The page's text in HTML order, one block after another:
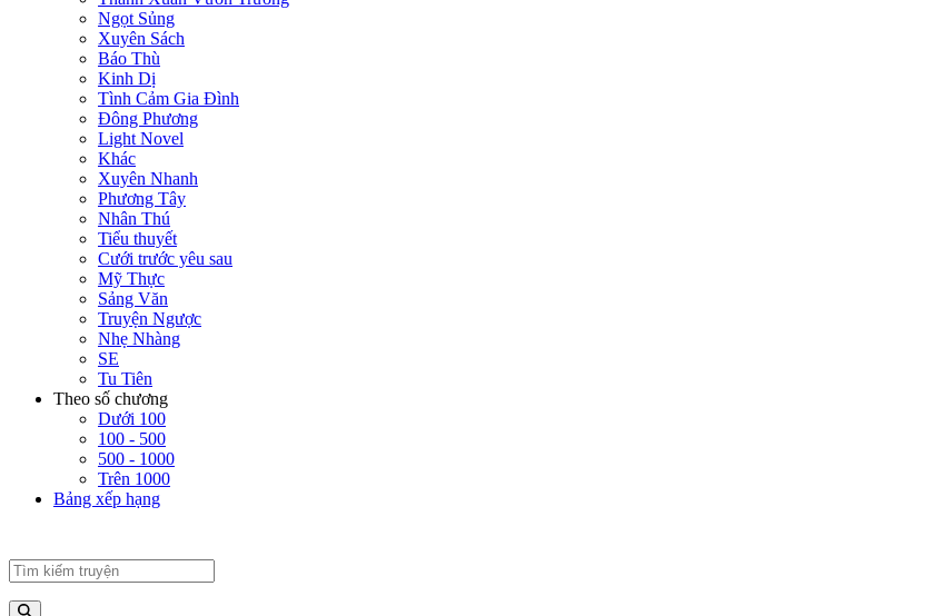
Ngọt Sủng
Xuyên Sách
Báo Thù
Kinh Dị
Tình Cảm Gia Đình
Đông Phương
Light Novel
Khác
Xuyên Nhanh
Phương Tây
Nhân Thú
Tiểu thuyết
Cưới trước yêu sau
Mỹ Thực
Sảng Văn
Truyện Ngược
Nhẹ Nhàng
SE
Tu Tiên
Theo số chương
Dưới 100
100 - 500
500 - 1000
Trên 1000
Bảng xếp hạng